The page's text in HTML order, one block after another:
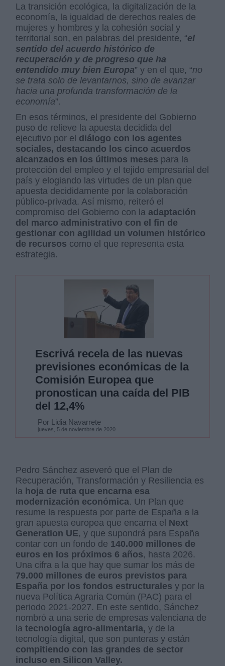
La transición ecológica, la digitalización de la
economía, la igualdad de derechos reales de
mujeres y hombres y la cohesión social y
territorial son, en palabras del presidente, “el
sentido del acuerdo histórico de
recuperación y de progreso que ha
entendido muy bien Europa” y en el que, “no
se trata solo de levantarnos, sino de avanzar
hacia una profunda transformación de la
economía”.
En esos términos, el presidente del Gobierno
puso de relieve la apuesta decidida del
ejecutivo por el diálogo con los agentes
sociales, destacando los cinco acuerdos
alcanzados en los últimos meses para la
protección del empleo y el tejido empresarial del
país y elogiando las virtudes de un plan que
apuesta decididamente por la colaboración
público-privada. Así mismo, reiteró el
compromiso del Gobierno con la adaptación
del marco administrativo con el fin de
gestionar con agilidad un volumen histórico
de recursos como el que representa esta
estrategia.
Escrivá recela de las nuevas
previsiones económicas de la
Comisión Europea que
pronostican una caída del PIB
del 12,4%
Por Lidia Navarrete
jueves, 5 de noviembre de 2020
Pedro Sánchez aseveró que el Plan de
Recuperación, Transformación y Resiliencia es
la hoja de ruta que encarna esa
modernización económica. Un Plan que
resume la respuesta por parte de España a la
gran apuesta europea que encarna el Next
Generation UE, y que supondrá para España
contar con un fondo de 140.000 millones de
euros en los próximos 6 años, hasta 2026.
Una cifra a la que hay que sumar los más de
79.000 millones de euros previstos para
España por los fondos estructurales y por la
nueva Política Agraria Común (PAC) para el
periodo 2021-2027. En este sentido, Sánchez
nombró a una serie de empresas valenciana de
latecnología agro-alimentaria, y de la
tecnología digital, que son punteras y están
compitiendo con las grandes de sector
incluso en Silicon Valley.